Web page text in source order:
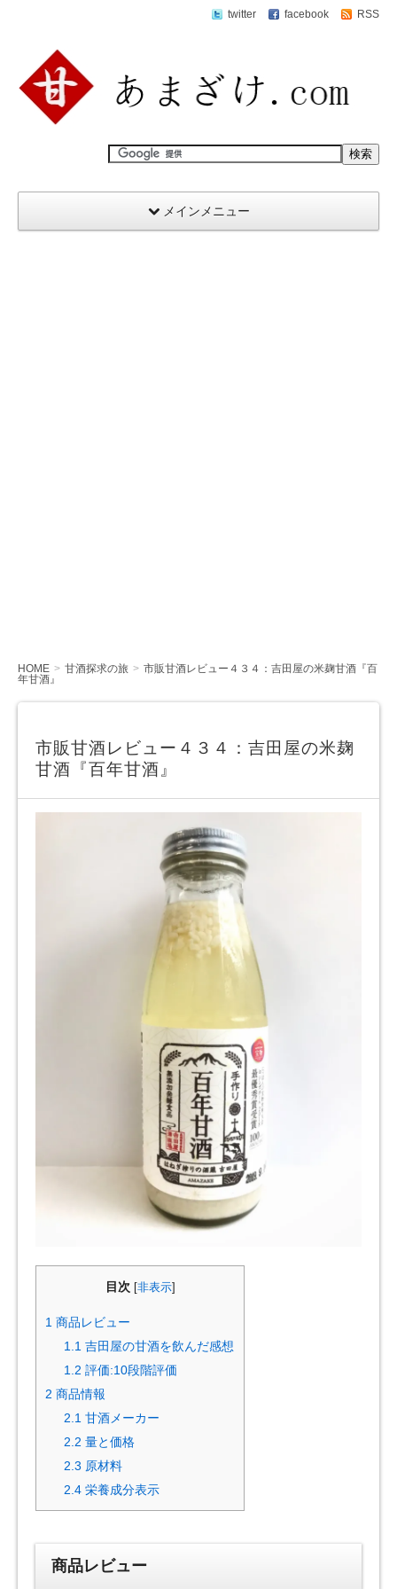
twitter facebook RSS
メインメニュー
HOME 甘酒探求の旅
市販甘酒レビュー４３４：吉田屋の米麹甘酒『百
年甘酒』
市販甘酒レビュー４３４：吉田屋の米麹
甘酒『百年甘酒』
目次 非表示]
1 商品レビュー
1.1 吉田屋の甘酒を飲んだ感想
1.2 評価:10段階評価
2 商品情報
2.1 甘酒メーカー
2.2 量と価格
2.3 原材料
2.4 栄養成分表示
商品レビュー